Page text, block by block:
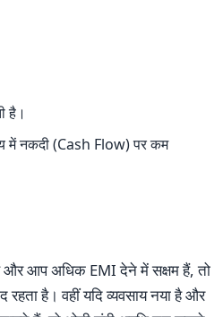
है।
में नकदी (Cash Flow) पर कम
आप अधिक EMI देने में सक्षम हैं, तो
है। वहीं यदि व्यवसाय नया है और